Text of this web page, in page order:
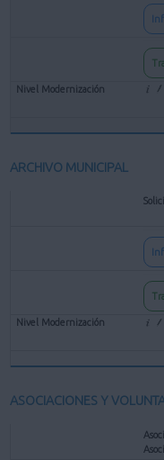
ARCHIVO MUNICIPAL
ASOCIACIONES Y